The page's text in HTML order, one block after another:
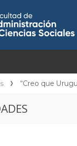
“Creo que